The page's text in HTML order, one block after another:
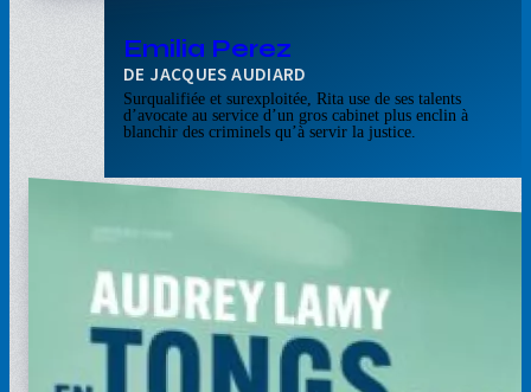
Emilia Perez
JACQUES AUDIARD
Surqualifiée et surexploitée, Rita use de ses talents
d’avocate au service d’un gros cabinet plus enclin à
blanchir des criminels qu’à servir la justice.